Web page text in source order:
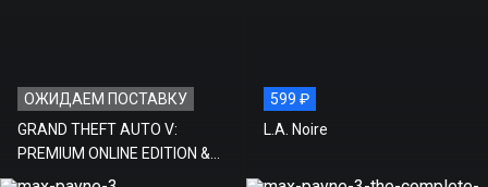
ОЖИДАЕМ ПОСТАВКУ
GRAND THEFT AUTO V:
PREMIUM ONLINE EDITION &
Megalodon Shark Card
599 ₽
L.A. Noire